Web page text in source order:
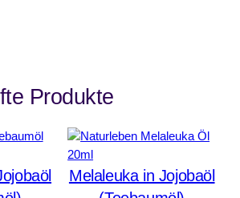
Produkte
Melaleuka in Jojobaöl